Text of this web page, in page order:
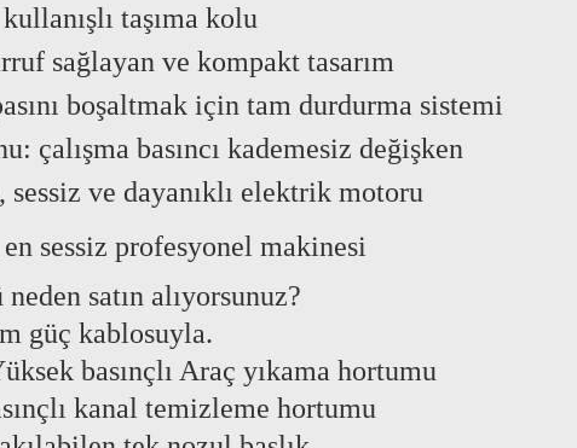
kullanışlı taşıma kolu
sağlayan ve kompakt tasarım
boşaltmak için tam durdurma sistemi
çalışma basıncı kademesiz değişken
sessiz ve dayanıklı elektrik motoru
en sessiz profesyonel makinesi
satın alıyorsunuz?
güç kablosuyla.
basınçlı Araç yıkama hortumu
kanal temizleme hortumu